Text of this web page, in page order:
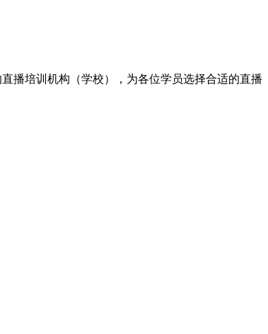
播培训机构（学校），为各位学员选择合适的直播